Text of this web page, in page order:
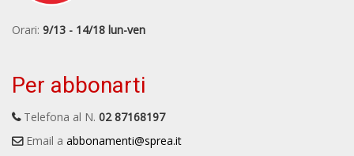
Orari: 9/13 - 14/18 lun-ven
Per abbonarti
Telefona al N. 02 87168197
Email a abbonamenti@sprea.it